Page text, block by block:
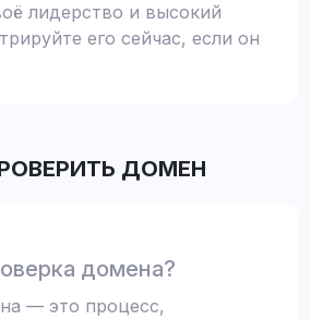
лидерство и высокий
его сейчас, если он
ДОМЕН
домена?
— это процесс,